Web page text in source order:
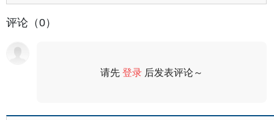
评论（0）
请先登录 后发表评论～